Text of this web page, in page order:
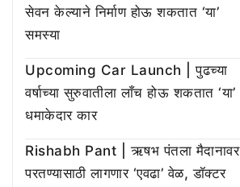
सेवन केल्याने निर्माण होऊ शकतात ‘या’
समस्या
Upcoming Car Launch | पुढच्या
वर्षाच्या सुरुवातीला लाँच होऊ शकतात ‘या’
धमाकेदार कार
Rishabh Pant | ऋषभ पंतला मैदानावर
परतण्यासाठी लागणार ‘एवढा’ वेळ, डॉक्टर